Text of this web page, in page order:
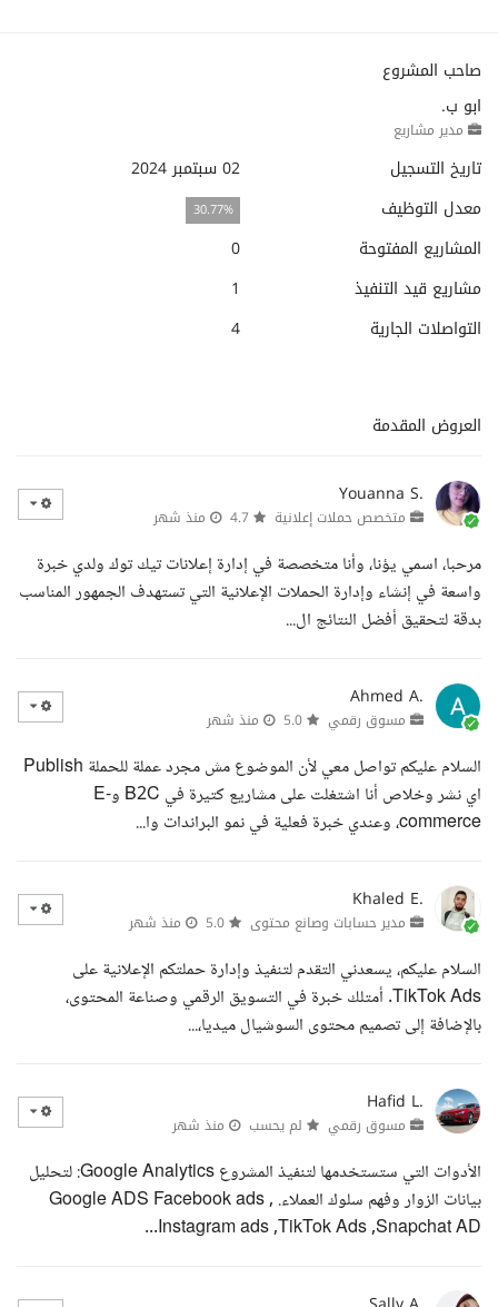
صاحب المشروع
ابو ب.
مدير مشاريع
تاريخ التسجيل
02 سبتمبر 2024
معدل التوظيف
30.77%
المشاريع المفتوحة
0
مشاريع قيد التنفيذ
1
التواصلات الجارية
4
العروض المقدمة
Youanna S.
متخصص حملات إعلانية منذ شهر
مرحبا، اسمي يؤنا، وأنا متخصصة في إدارة إعلانات تيك توك ولدي خبرة
واسعة في إنشاء وإدارة الحملات الإعلانية التي تستهدف الجمهور المناسب
بدقة لتحقيق أفضل النتائج ال...
Ahmed A.
مسوق رقمي منذ شهر
السلام عليكم تواصل معي لأن الموضوع مش مجرد عملة للحملة Publish
اي نشر وخلاص أنا اشتغلت على مشاريع كتيرة في B2C وE-
commerce، وعندي خبرة فعلية في نمو البراندات وا...
Khaled E.
مدير حسابات وصانع محتوى منذ شهر
السلام عليكم، يسعدني التقدم لتنفيذ وإدارة حملتكم الإعلانية على
TikTok Ads. أمتلك خبرة في التسويق الرقمي وصناعة المحتوى،
بالإضافة إلى تصميم محتوى السوشيال ميديا،...
Hafid L.
مسوق رقمي لم يحسب منذ شهر
الأدوات التي ستستخدمها لتنفيذ المشروع Google Analytics: لتحليل
بيانات الزوار وفهم سلوك العملاء. Google ADS Facebook ads ,
Instagram ads ,TikTok Ads ,Snapchat AD...